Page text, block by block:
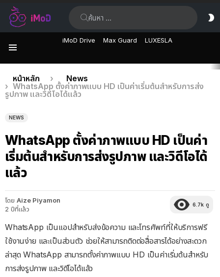
iMoD Drive Max Guard LUXESLA
เรื่อง
ล่าสุด
คุณอยู่ที่นี่:
หน้าหลัก
News
WhatsApp ตั้งค่าภาพแบบ HD เป็นค่าเริ่มต้นสำหรับการส่ง
รูปภาพ และวิดีโอได้แล้ว
NEWS
WhatsApp ตั้งค่าภาพแบบ HD เป็นค่า
เริ่มต้นสำหรับการส่งรูปภาพ และวิดีโอได้
แล้ว
โดย Aize Piyamon
2 ปีที่แล้ว
6.7k ดู
WhatsApp เป็นแอปสำหรับส่งข้อความ และโทรศัพท์ที่ให้บริการฟรี
ใช้งานง่าย และเป็นส่วนตัว ช่วยให้สามารถติดต่อสื่อสารได้อย่างสะดวก
ล่าสุด WhatsApp สามารถตั้งค่าภาพแบบ HD เป็นค่าเริ่มต้นสำหรับ
การส่งรูปภาพ และวิดีโอได้แล้ว